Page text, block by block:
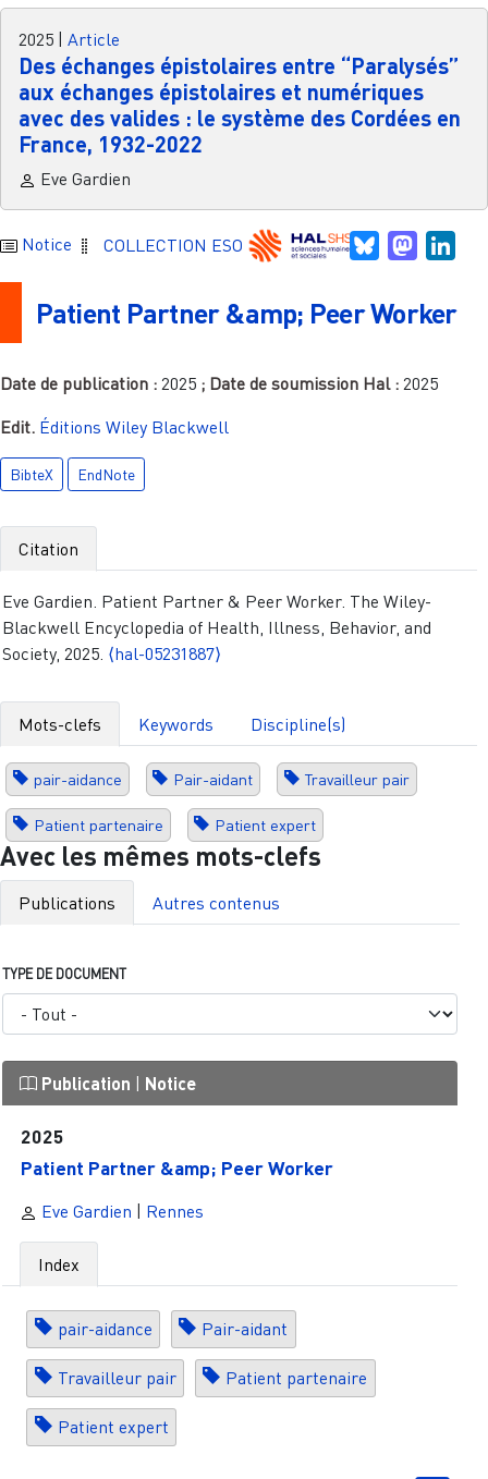
2025 Article
Des échanges épistolaires entre “Paralysés”
aux échanges épistolaires et numériques
avec des valides : le système des Cordées en
France, 1932-2022
Eve Gardien
Notice COLLECTION ESO Bluesky
Patient Partner &amp; Peer Worker
Date de publication : 2025 ; Date de soumission Hal : 2025
Edit. Éditions Wiley Blackwell
BibteX EndNote
Citation
Eve Gardien. Patient Partner & Peer Worker. The Wiley-
Blackwell Encyclopedia of Health, Illness, Behavior, and
Society, 2025. ⟨hal-05231887⟩
Mots-clefs Keywords Discipline(s)
pair-aidance Pair-aidant Travailleur pair
Patient partenaire Patient expert
Avec les mêmes mots-clefs
Publications Autres contenus
TYPE DE DOCUMENT
Publication | Notice
2025
Patient Partner &amp; Peer Worker
Eve Gardien Rennes
Index
pair-aidance Pair-aidant
Travailleur pair Patient partenaire
Patient expert